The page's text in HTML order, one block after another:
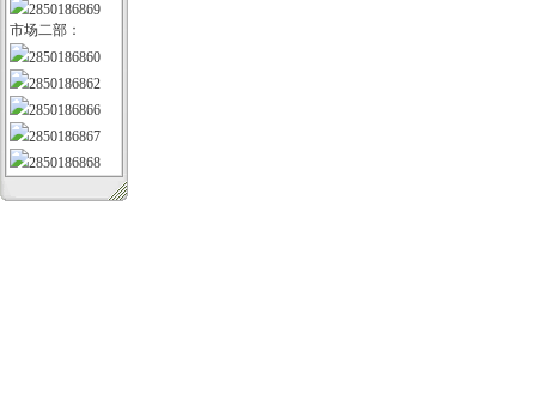
2850186869
市场二部：
2850186860
2850186862
2850186866
2850186867
2850186868